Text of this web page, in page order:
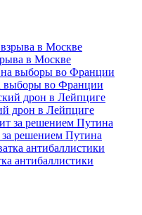
в Москве
выборы во Франции
дрон в Лейпциге
решением Путина
антибаллистики